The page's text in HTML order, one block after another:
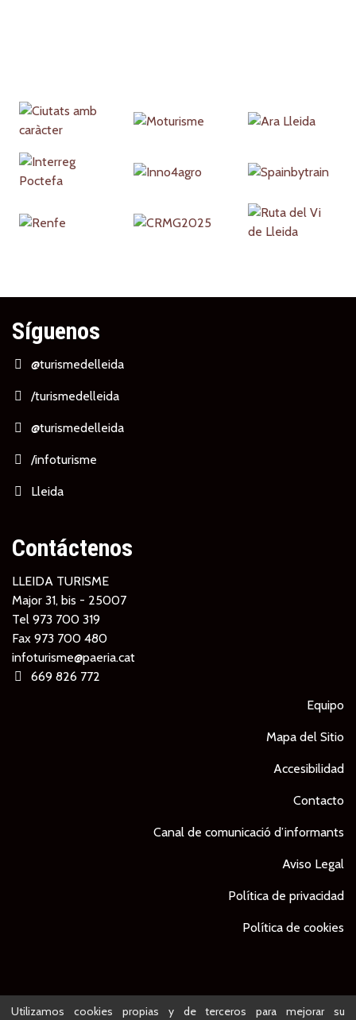
Partners
Síguenos
@turismedelleida
/turismedelleida
@turismedelleida
/infoturisme
Lleida
Contáctenos
LLEIDA TURISME
Major 31, bis - 25007
Tel 973 700 319
Fax 973 700 480
infoturisme@paeria.cat
669 826 772
Equipo
Mapa del Sitio
Accesibilidad
Contacto
Canal de comunicació d’informants
Aviso Legal
Política de privacidad
Política de cookies
© Ajuntament de Lleida - Proyecto desarrollado por
Utilizamos cookies propias y de terceros para mejorar su